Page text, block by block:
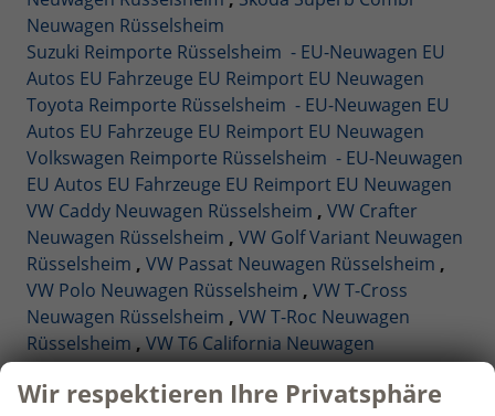
Neuwagen Rüsselsheim
Suzuki Reimporte Rüsselsheim - EU-Neuwagen EU
Autos EU Fahrzeuge EU Reimport EU Neuwagen
Toyota Reimporte Rüsselsheim - EU-Neuwagen EU
Autos EU Fahrzeuge EU Reimport EU Neuwagen
Volkswagen Reimporte Rüsselsheim - EU-Neuwagen
EU Autos EU Fahrzeuge EU Reimport EU Neuwagen
VW Caddy Neuwagen Rüsselsheim , VW Crafter
Neuwagen Rüsselsheim , VW Golf Variant Neuwagen
Rüsselsheim , VW Passat Neuwagen Rüsselsheim ,
VW Polo Neuwagen Rüsselsheim , VW T-Cross
Neuwagen Rüsselsheim , VW T-Roc Neuwagen
Rüsselsheim , VW T6 California Neuwagen
Rüsselsheim,VW Tiguan Neuwagen Rüsselsheim
,VW Touareg Neuwagen Rüsselsheim
Wir respektieren Ihre Privatsphäre